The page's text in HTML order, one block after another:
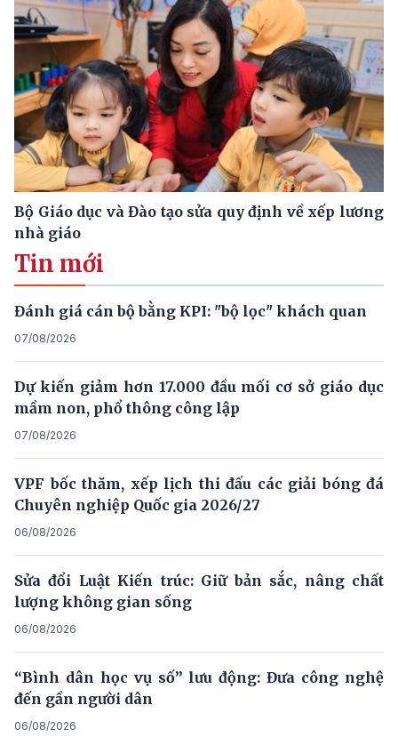
Bộ Giáo dục và Đào tạo sửa quy định về xếp lương
nhà giáo
Tin mới
Đánh giá cán bộ bằng KPI: "bộ lọc" khách quan
07/08/2026
Dự kiến giảm hơn 17.000 đầu mối cơ sở giáo dục
mầm non, phổ thông công lập
07/08/2026
VPF bốc thăm, xếp lịch thi đấu các giải bóng đá
Chuyên nghiệp Quốc gia 2026/27
06/08/2026
Sửa đổi Luật Kiến trúc: Giữ bản sắc, nâng chất
lượng không gian sống
06/08/2026
“Bình dân học vụ số” lưu động: Đưa công nghệ
đến gần người dân
06/08/2026